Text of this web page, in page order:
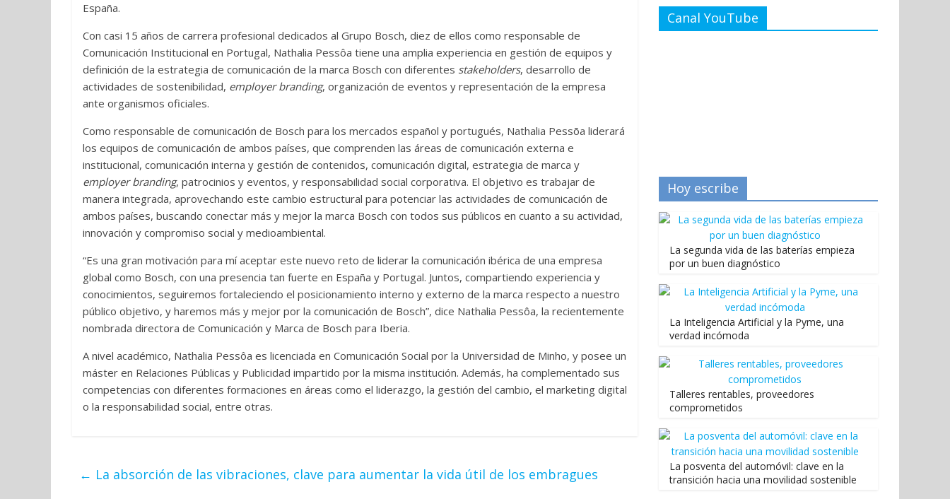
España.
Con casi 15 años de carrera profesional dedicados al Grupo Bosch, diez de ellos como responsable de
Comunicación Institucional en Portugal, Nathalia Pessôa tiene una amplia experiencia en gestión de equipos y
definición de la estrategia de comunicación de la marca Bosch con diferentes stakeholders, desarrollo de
actividades de sostenibilidad, employer branding, organización de eventos y representación de la empresa
ante organismos oficiales.
Como responsable de comunicación de Bosch para los mercados español y portugués, Nathalia Pessõa liderará
los equipos de comunicación de ambos países, que comprenden las áreas de comunicación externa e
institucional, comunicación interna y gestión de contenidos, comunicación digital, estrategia de marca y
employer branding, patrocinios y eventos, y responsabilidad social corporativa. El objetivo es trabajar de
manera integrada, aprovechando este cambio estructural para potenciar las actividades de comunicación de
ambos países, buscando conectar más y mejor la marca Bosch con todos sus públicos en cuanto a su actividad,
innovación y compromiso social y medioambiental.
“Es una gran motivación para mí aceptar este nuevo reto de liderar la comunicación ibérica de una empresa
global como Bosch, con una presencia tan fuerte en España y Portugal. Juntos, compartiendo experiencia y
conocimientos, seguiremos fortaleciendo el posicionamiento interno y externo de la marca respecto a nuestro
público objetivo, y haremos más y mejor por la comunicación de Bosch”, dice Nathalia Pessôa, la recientemente
nombrada directora de Comunicación y Marca de Bosch para Iberia.
A nivel académico, Nathalia Pessôa es licenciada en Comunicación Social por la Universidad de Minho, y posee un
máster en Relaciones Públicas y Publicidad impartido por la misma institución. Además, ha complementado sus
competencias con diferentes formaciones en áreas como el liderazgo, la gestión del cambio, el marketing digital
o la responsabilidad social, entre otras.
← La absorción de las vibraciones, clave para aumentar la vida útil de los embragues
Canal YouTube
Hoy escribe
La segunda vida de las baterías empieza
por un buen diagnóstico
La Inteligencia Artificial y la Pyme, una
verdad incómoda
Talleres rentables, proveedores
comprometidos
La posventa del automóvil: clave en la
transición hacia una movilidad sostenible